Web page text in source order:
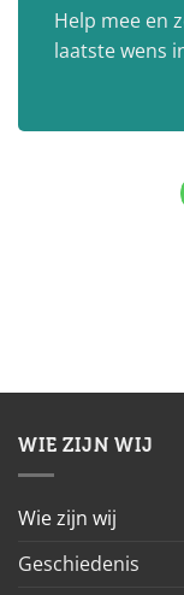
Help mee en
laatste wens
WIE ZIJN WIJ
Wie zijn wij
Geschiedenis